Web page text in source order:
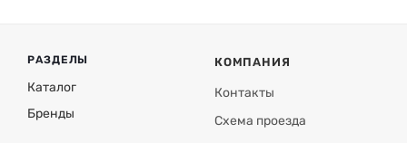
РАЗДЕЛЫ
Каталог
Бренды
КОМПАНИЯ
Контакты
Схема проезда